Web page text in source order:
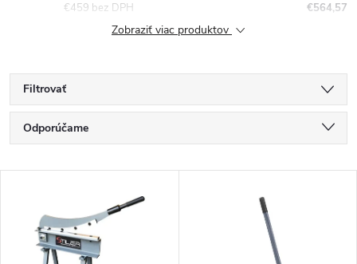
€564,57
€459 bez DPH
Zobraziť viac produktov
Filtrovať
R
a
Odporúčame
Najpredávanejšie
Abecedne